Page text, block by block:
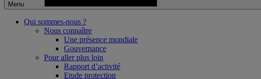
Menu
Qui sommes-nous ?
Nous connaître
Une présence mondiale
Gouvernance
Pour aller plus loin
Rapport d’activité
Etude protection